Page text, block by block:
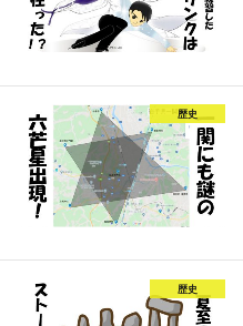
歴史
歴史